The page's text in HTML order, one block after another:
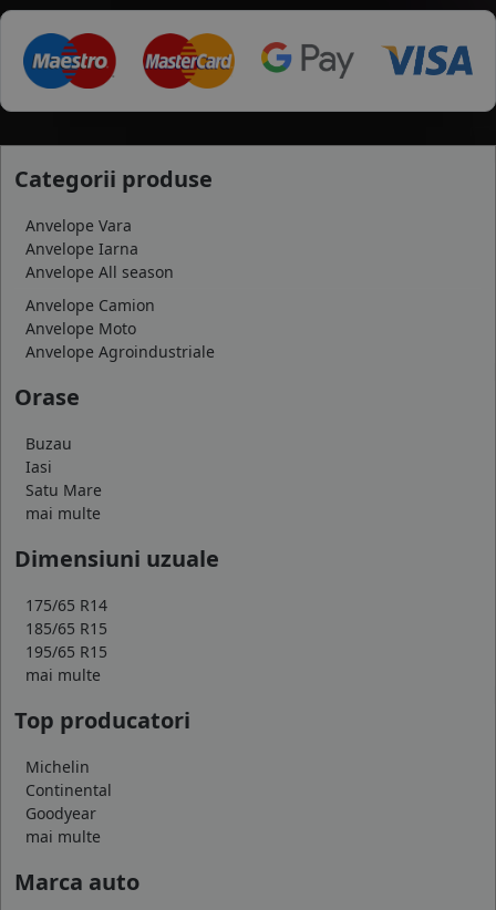
Categorii produse
Anvelope Vara
Anvelope Iarna
Anvelope All season
Anvelope Camion
Anvelope Moto
Anvelope Agroindustriale
Orase
Buzau
Iasi
Satu Mare
mai multe
Dimensiuni uzuale
175/65 R14
185/65 R15
195/65 R15
mai multe
Top producatori
Michelin
Continental
Goodyear
mai multe
Marca auto